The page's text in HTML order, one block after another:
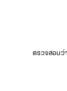
ตรวจสอบว่